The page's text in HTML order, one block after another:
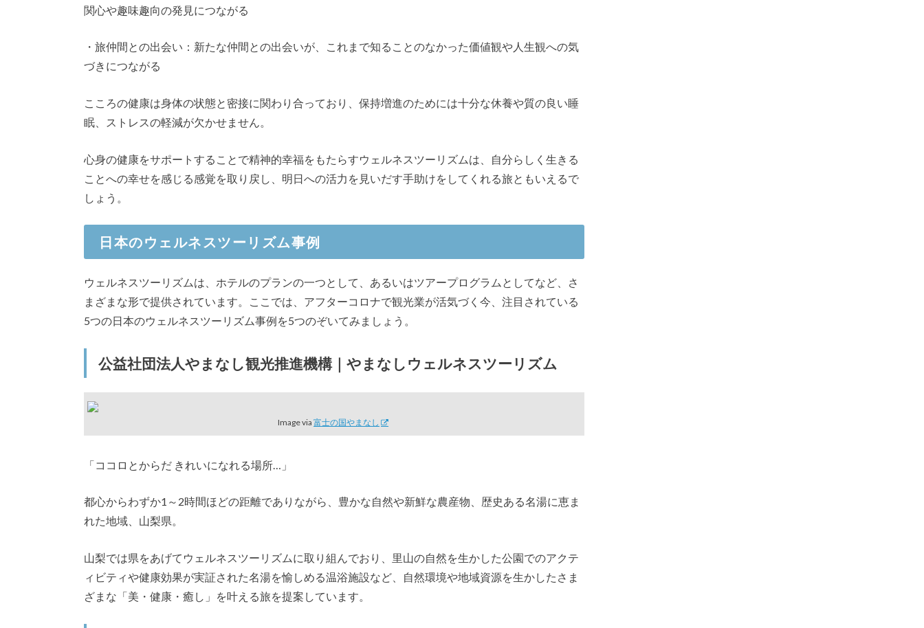
関心や趣味趣向の発見につながる
・旅仲間との出会い：新たな仲間との出会いが、これまで知ることのなかった価値観や人生観への気
づきにつながる
こころの健康は身体の状態と密接に関わり合っており、保持増進のためには十分な休養や質の良い睡
眠、ストレスの軽減が欠かせません。
心身の健康をサポートすることで精神的幸福をもたらすウェルネスツーリズムは、自分らしく生きる
ことへの幸せを感じる感覚を取り戻し、明日への活力を見いだす手助けをしてくれる旅ともいえるで
しょう。
日本のウェルネスツーリズム事例
ウェルネスツーリズムは、ホテルのプランの一つとして、あるいはツアープログラムとしてなど、さ
まざまな形で提供されています。ここでは、アフターコロナで観光業が活気づく今、注目されている
5つの日本のウェルネスツーリズム事例を5つのぞいてみましょう。
公益社団法人やまなし観光推進機構｜やまなしウェルネスツーリズム
Image via 富士の国やまなし
「ココロとからだ きれいになれる場所…」
都心からわずか1～2時間ほどの距離でありながら、豊かな自然や新鮮な農産物、歴史ある名湯に恵ま
れた地域、山梨県。
山梨では県をあげてウェルネスツーリズムに取り組んでおり、里山の自然を生かした公園でのアクテ
ィビティや健康効果が実証された名湯を愉しめる温浴施設など、自然環境や地域資源を生かしたさま
ざまな「美・健康・癒し」を叶える旅を提案しています。